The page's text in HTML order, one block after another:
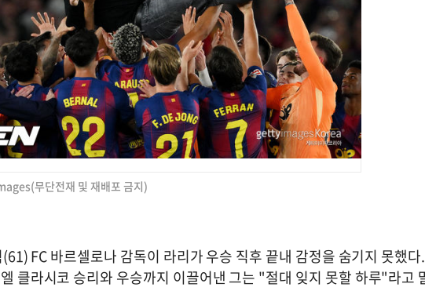
무단전재 및 재배포 금지)
FC 바르셀로나 감독이 라리가 우승 직후 끝내 감정을 숨기지 못했다
클라시코 승리와 우승까지 이끌어낸 그는 "절대 잊지 못할 하루"라고